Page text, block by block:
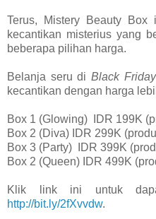
Terus, Mistery Beauty
kecantikan misterius yang
beberapa pilihan harga.
Belanja seru di Black Friday
kecantikan dengan harga
Box 1 (Glowing) IDR 199K
Box 2 (Diva) IDR 299K
Box 3 (Party) IDR 399K
Box 2 (Queen) IDR 499K
Klik link ini untuk
http://bit.ly/2fXvvdw.